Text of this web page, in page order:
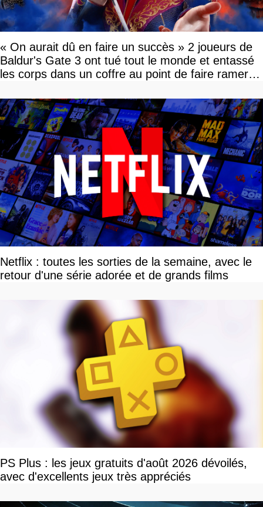
« On aurait dû en faire un succès » 2 joueurs de
Baldur's Gate 3 ont tué tout le monde et entassé
les corps dans un coffre au point de faire ramer le
Netflix : toutes les sorties de la semaine, avec le
retour d'une série adorée et de grands films
PS Plus : les jeux gratuits d'août 2026 dévoilés,
avec d'excellents jeux très appréciés